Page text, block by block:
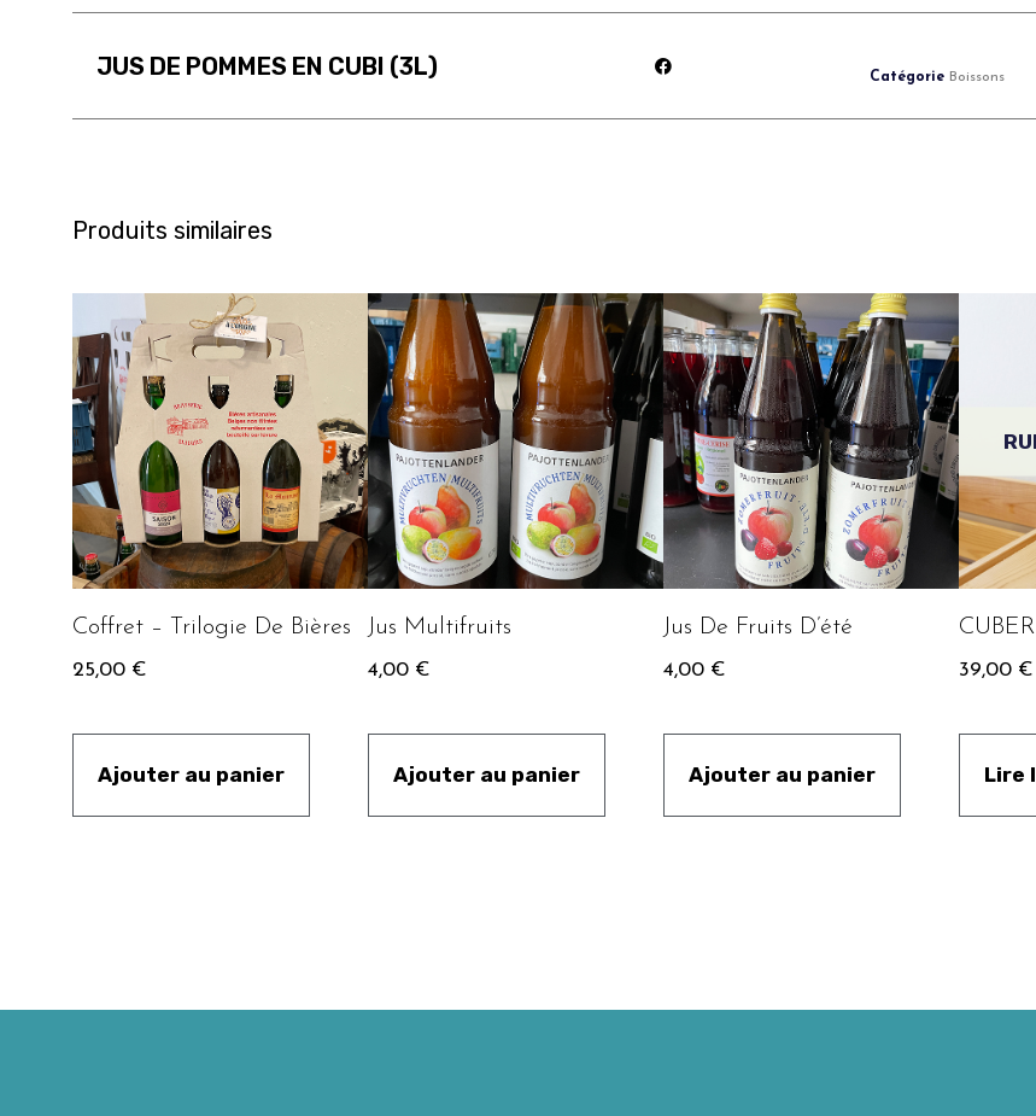
JUS DE POMMES EN CUBI (3L) Catégorie Boissons
Produits similaires
Coffret – Trilogie De Bières
25,00 €
Ajouter au panier
Jus Multifruits
4,00 €
Ajouter au panier
Jus De Fruits D’été
4,00 €
Ajouter au panier
39,00 €
Lire